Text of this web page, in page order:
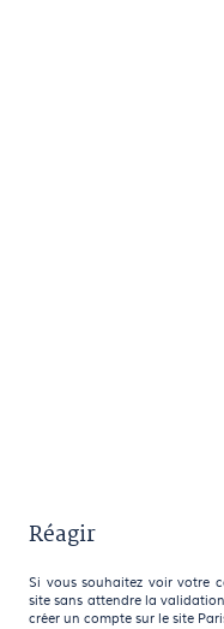
Réagir
Si vous souhaitez voir votre
site sans attendre la
créer un compte sur le site